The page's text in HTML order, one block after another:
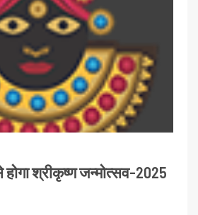
होगा श्रीकृष्ण जन्मोत्सव-2025